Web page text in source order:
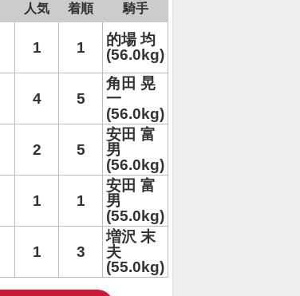
人気 着順 騎手
1 1
的場 均
(56.0kg)
4 5
角田 晃
一
(56.0kg)
2 5
安田 富
男
(56.0kg)
1 1
安田 富
男
(55.0kg)
1 3
増沢 末
夫
(55.0kg)